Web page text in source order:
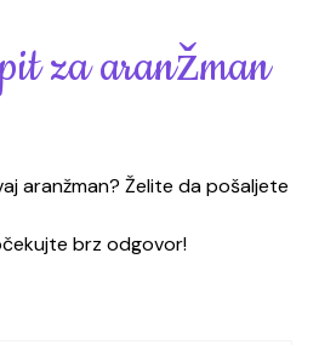
za aranžman
aranžman? Želite da pošaljete
brz odgovor!